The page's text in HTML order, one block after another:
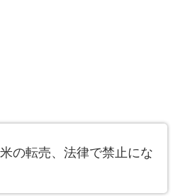
の転売、法律で禁止にな